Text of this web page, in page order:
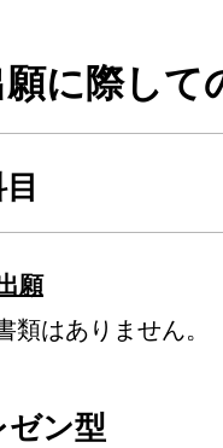
願に際して
願
類はありません。
ゼン型